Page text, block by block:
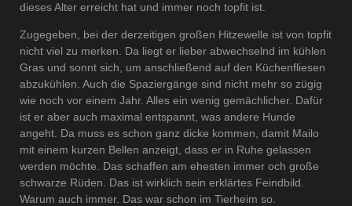
dieses Alter erreicht hat und immer noch topfit ist.
Zugegeben, bei der derzeitigen großen Hitzewelle ist von topfit
nicht viel zu merken. Da liegt er lieber abwechselnd im kühlen
Gras und sonnt sich, um anschließend auf den Küchenfliesen
abzukühlen. Auch die Spaziergänge sind nicht mehr so zügig
wie noch vor einem Jahr. Alles ein wenig gemächlicher. Dafür
ist er aber auch maximal entspannt, was andere Hunde
angeht. Da muss es schon ganz dicke kommen, damit Mailo
mit einem kurzen Bellen anzeigt, dass er in Ruhe gelassen
werden möchte. Das schaffen am ehesten immer och große
schwarze Rüden. Das ist wirklich sein erklärtes Feindbild.
Warum auch immer. Das war schon im Tierheim so.